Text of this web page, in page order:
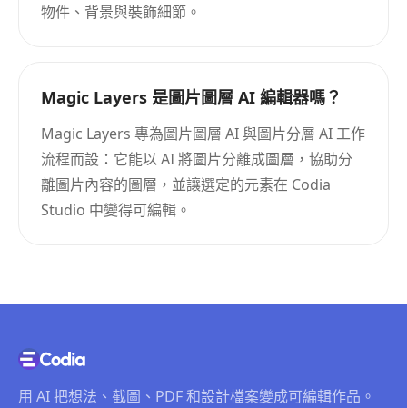
物件、背景與裝飾細節。
Magic Layers 是圖片圖層 AI 編輯器嗎？
Magic Layers 專為圖片圖層 AI 與圖片分層 AI 工作
流程而設：它能以 AI 將圖片分離成圖層，協助分
離圖片內容的圖層，並讓選定的元素在 Codia
Studio 中變得可編輯。
用 AI 把想法、截圖、PDF 和設計檔案變成可編輯作品。